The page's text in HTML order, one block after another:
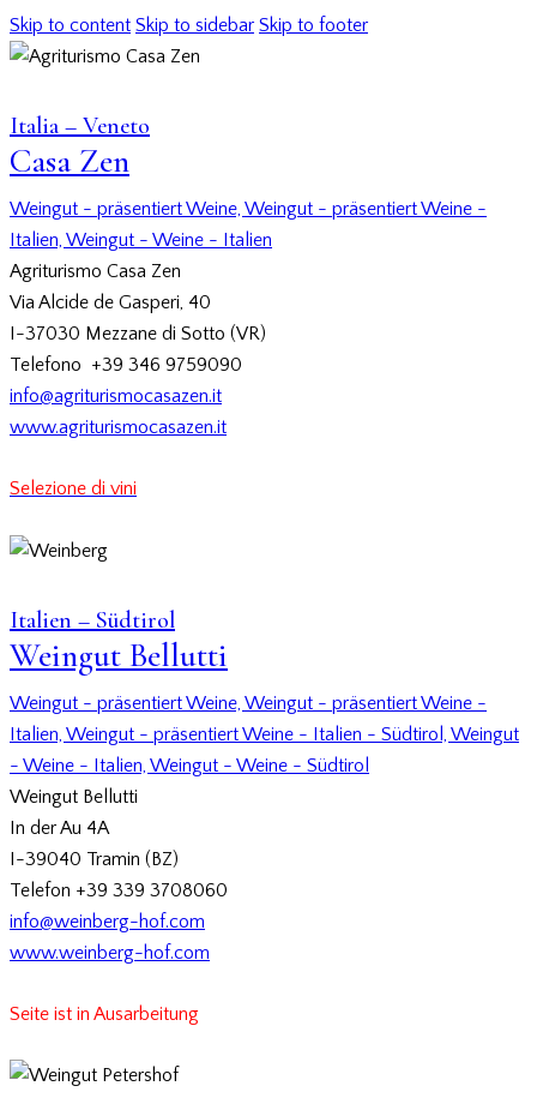
Skip to content Skip to sidebar Skip to footer
Italia – Veneto
Casa Zen
Weingut - präsentiert Weine, Weingut - präsentiert Weine -
Italien, Weingut - Weine - Italien
Agriturismo Casa Zen
Via Alcide de Gasperi, 40
I-37030 Mezzane di Sotto (VR)
Telefono +39 346 9759090
info@agriturismocasazen.it
www.agriturismocasazen.it
Selezione di vini
Italien – Südtirol
Weingut Bellutti
Weingut - präsentiert Weine, Weingut - präsentiert Weine -
Italien, Weingut - präsentiert Weine - Italien - Südtirol, Weingut
- Weine - Italien, Weingut - Weine - Südtirol
Weingut Bellutti
In der Au 4A
I-39040 Tramin (BZ)
Telefon +39 339 3708060
info@weinberg-hof.com
www.weinberg-hof.com
Seite ist in Ausarbeitung